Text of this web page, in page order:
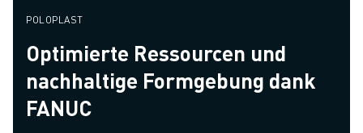
POLOPLAST
Optimierte Ressourcen und
nachhaltige Formgebung dank
FANUC